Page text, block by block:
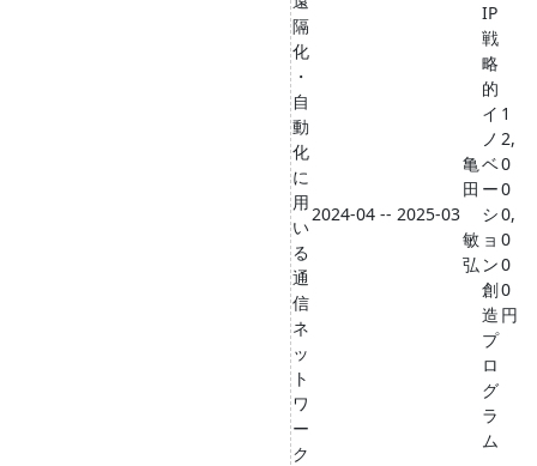
隔
化
・
自
動
化
に
用
い
る
通
信
ネ
ッ
ト
ワ
ー
ク
2024-04 -- 2025-03
亀
田
敏
弘
IP
戦
略
的
イ
ノ
ベ
ー
シ
ョ
ン
創
造
プ
ロ
グ
ラ
ム
1
2,
0
0
0,
0
0
0
円